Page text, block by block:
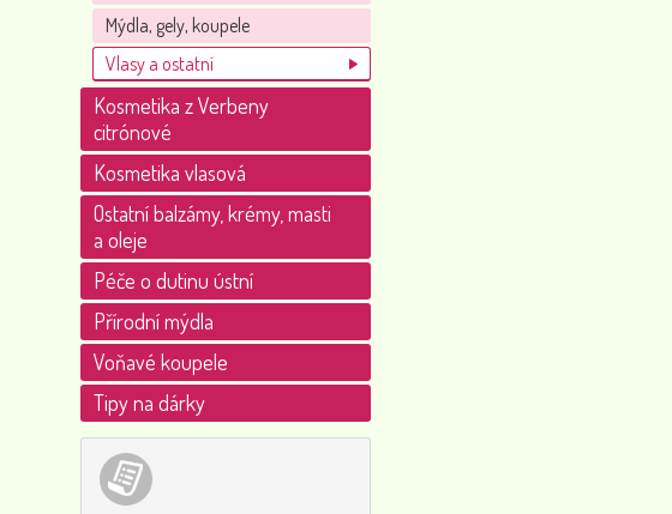
Mýdla, gely, koupele
Vlasy a ostatní
Kosmetika z Verbeny
citrónové
Kosmetika vlasová
Ostatní balzámy, krémy, masti
a oleje
Péče o dutinu ústní
Přírodní mýdla
Voňavé koupele
Tipy na dárky